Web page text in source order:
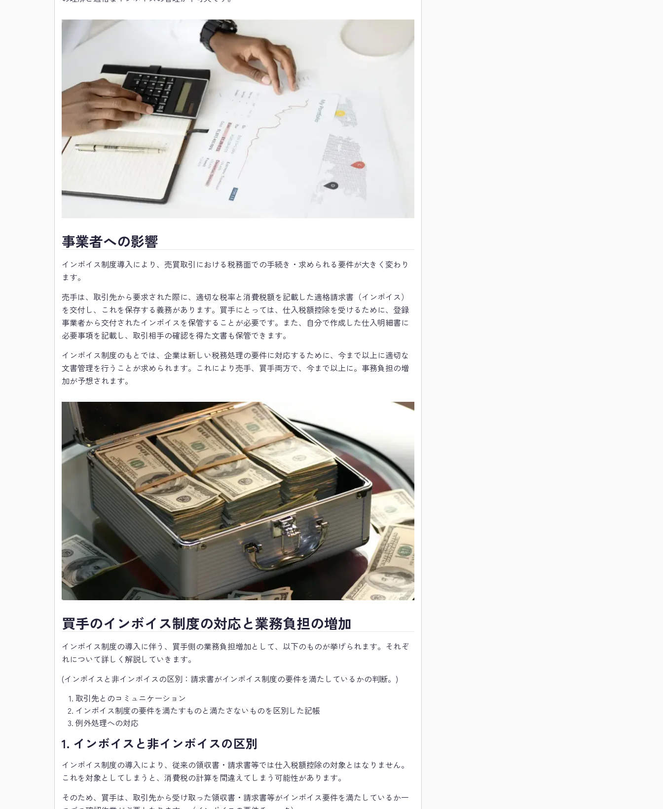
事業者への影響
インボイス制度導入により、売買取引における税務面での手続き・求められる要件が大きく変わり
ます。
売手は、取引先から要求された際に、適切な税率と消費税額を記載した適格請求書（インボイス）
を交付し、これを保存する義務があります。買手にとっては、仕入税額控除を受けるために、登録
事業者から交付されたインボイスを保管することが必要です。また、自分で作成した仕入明細書に
必要事項を記載し、取引相手の確認を得た文書も保管できます。
インボイス制度のもとでは、企業は新しい税務処理の要件に対応するために、今まで以上に適切な
文書管理を行うことが求められます。これにより売手、買手両方で、今まで以上に。事務負担の増
加が予想されます。
買手のインボイス制度の対応と業務負担の増加
インボイス制度の導入に伴う、買手側の業務負担増加として、以下のものが挙げられます。それぞ
れについて詳しく解説していきます。
(インボイスと非インボイスの区別：請求書がインボイス制度の要件を満たしているかの判断。)
取引先とのコミュニケーション
インボイス制度の要件を満たすものと満たさないものを区別した記帳
例外処理への対応
1. インボイスと非インボイスの区別
インボイス制度の導入により、従来の領収書・請求書等では仕入税額控除の対象とはなりません。
これを対象としてしまうと、消費税の計算を間違えてしまう可能性があります。
そのため、買手は、取引先から受け取った領収書・請求書等がインボイス要件を満たしているか一